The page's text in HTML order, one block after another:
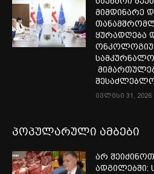
მიმდინარე
ყურადღება
სამკურნალო
ივლისი 31, 2026
პოპულარული ამბები
არ
ადგილებში: